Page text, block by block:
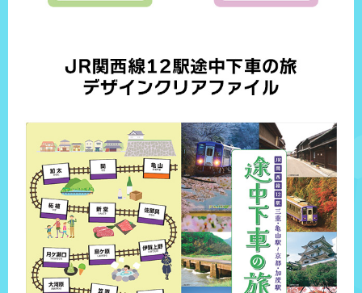
月曜日（祝日の場合は営業、翌日休）
スペシャリティーコーヒーとあげパンの店
HANAMORI COFFEE STAND
三重県伊賀市上野西町3370
西町やかかん内
営業時間
平日：9:30～16:30
土日祝：9:30～17:00
定休日
木曜日
木曜日
亀山ご当地グルメ！みそ焼きうどん
住所
三重県亀山市関町古厩66-3
営業時間
11:00〜21:00
定休日
日曜日
※臨時休業あり